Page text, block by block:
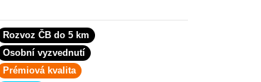
Rozvoz ČB do 5 km
Osobní vyzvednutí
Prémiová kvalita